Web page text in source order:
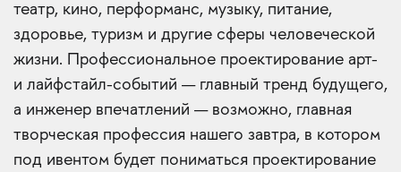
театр, кино, перформанс, музыку, питание,
здоровье, туризм и другие сферы человеческой
жизни. Профессиональное проектирование арт-
и лайфстайл-событий — главный тренд будущего,
а инженер впечатлений — возможно, главная
творческая профессия нашего завтра, в котором
под ивентом будет пониматься проектирование